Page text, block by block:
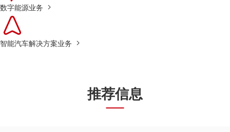
数字能源业务
智能汽车解决方案业务
推荐信息